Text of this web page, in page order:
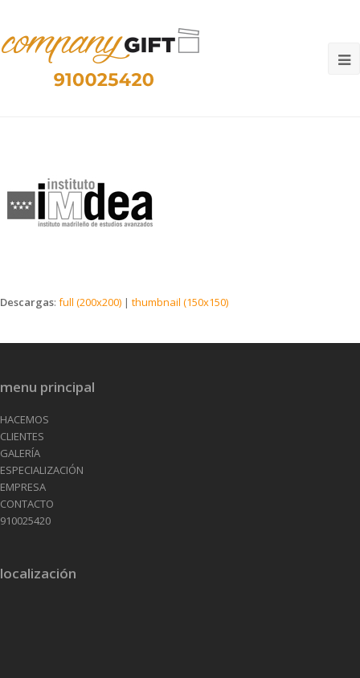
Descargas: full (200x200) | thumbnail (150x150)
menu principal
HACEMOS
CLIENTES
GALERÍA
ESPECIALIZACIÓN
EMPRESA
CONTACTO
910025420
localización